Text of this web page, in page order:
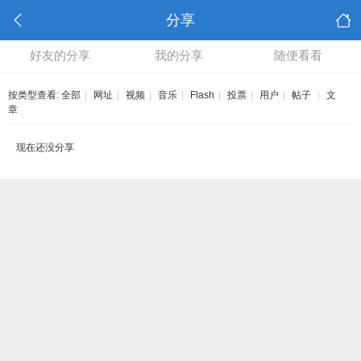
分享
好友的分享 我的分享 随便看看
按类型查看: 全部 网址 视频 音乐 Flash 投票 用户 帖子
文
章
现在还没分享